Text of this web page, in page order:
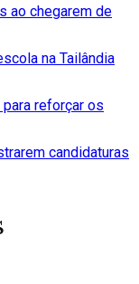
ao chegarem de
na Tailândia
reforçar os
candidaturas